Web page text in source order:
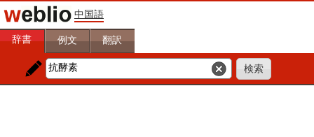
中国語
辞書 例文 翻訳